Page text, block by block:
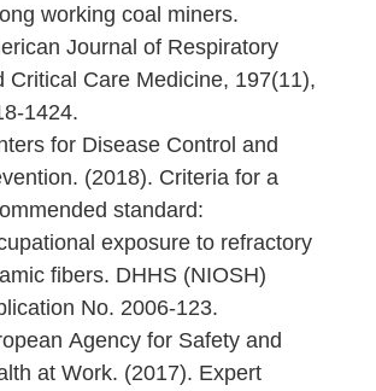
working coal miners.
Journal of Respiratory
Critical Care Medicine, 197(11),
1424.
for Disease Control and
(2018). Criteria for a
standard:
exposure to refractory
fibers. DHHS (NIOSH)
No. 2006-123.
Agency for Safety and
at Work. (2017). Expert